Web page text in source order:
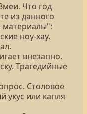
Что год
из данного
материалы":
ноу-хау.
внезапно.
Трагедийные
Столовое
укус или капля